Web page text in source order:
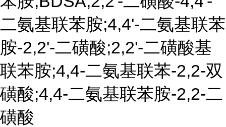
二氨基联苯胺;4,4'-二氨基联苯
胺-2,2'-二磺酸;2,2'-二磺酸基
联苯胺;4,4-二氨基联苯-2,2-双
磺酸;4,4-二氨基联苯胺-2,2-二
磺酸